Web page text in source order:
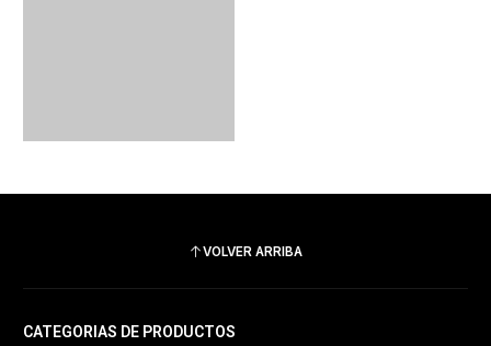
VOLVER ARRIBA
CATEGORIAS DE PRODUCTOS